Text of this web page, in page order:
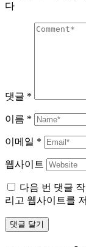
다
댓글 *
이름 *
이메일 *
웹사이트
다음 번 댓글
리고 웹사이트를
댓글 달기